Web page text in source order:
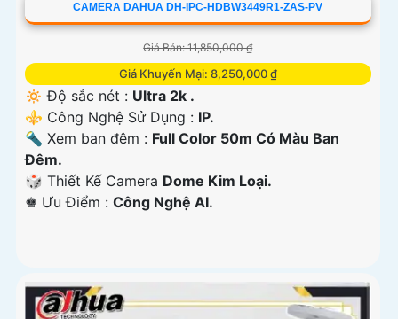
CAMERA DAHUA DH-IPC-HDBW3449R1-ZAS-PV
Giá Bán: 11,850,000 ₫
Giá Khuyến Mại: 8,250,000 ₫
🔅 Độ sắc nét : Ultra 2k .
⚜️ Công Nghệ Sử Dụng : IP.
🔦 Xem ban đêm : Full Color 50m Có Màu Ban
Đêm.
🎲 Thiết Kế Camera Dome Kim Loại.
️♚ Ưu Điểm : Công Nghệ AI.